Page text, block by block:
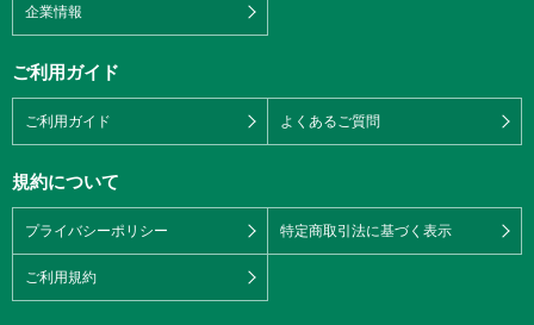
企業情報
ご利用ガイド
ご利用ガイド よくあるご質問
規約について
プライバシーポリシー 特定商取引法に基づく表示
ご利用規約